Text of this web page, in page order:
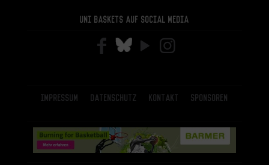
Uni Baskets auf Social Media
Impressum Datenschutz Kontakt Sponsoren